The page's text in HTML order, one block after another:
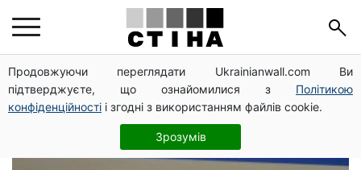
Продовжуючи переглядати Ukrainianwall.com Ви
підтверджуєте, що ознайомилися з Політикою
конфіденційності і згодні з використанням файлів cookie.
Зрозумів
кризис